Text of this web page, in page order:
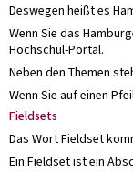
Deswegen heißt es
Wenn Sie das
Hochschul-Portal.
Neben den Themen
Wenn Sie auf einen
Fieldsets
Das Wort Fieldset
Ein Fieldset ist ein